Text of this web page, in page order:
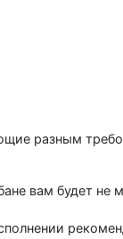
разным
вам будет не